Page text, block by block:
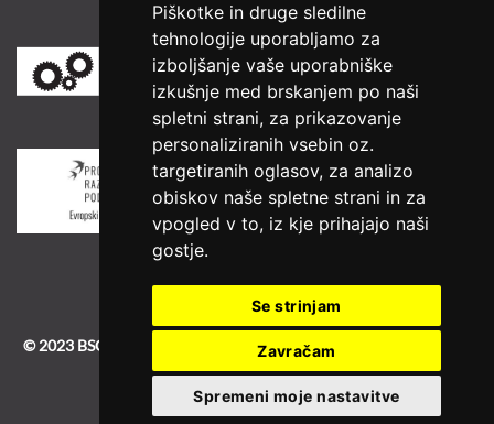
Piškotke in druge sledilne
tehnologije uporabljamo za
izboljšanje vaše uporabniške
izkušnje med brskanjem po naši
spletni strani, za prikazovanje
personaliziranih vsebin oz.
targetiranih oglasov, za analizo
obiskov naše spletne strani in za
vpogled v to, iz kje prihajajo naši
gostje.
Se strinjam
Zavračam
Spremeni moje nastavitve
© 2023 BSC Izdelava spletne strani